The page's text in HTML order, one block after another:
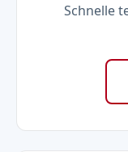
Schnelle